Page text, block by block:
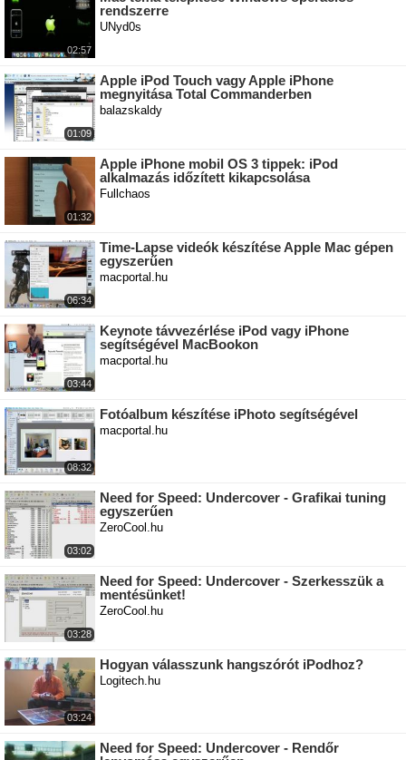
02:57
rendszerre
UNyd0s
01:09
Apple iPod Touch vagy Apple iPhone
megnyitása Total Commanderben
balazskaldy
01:32
Apple iPhone mobil OS 3 tippek: iPod
alkalmazás időzített kikapcsolása
Fullchaos
06:34
Time-Lapse videók készítése Apple Mac gépen
egyszerűen
macportal.hu
03:44
Keynote távvezérlése iPod vagy iPhone
segítségével MacBookon
macportal.hu
08:32
Fotóalbum készítése iPhoto segítségével
macportal.hu
03:02
Need for Speed: Undercover - Grafikai tuning
egyszerűen
ZeroCool.hu
03:28
Need for Speed: Undercover - Szerkesszük a
mentésünket!
ZeroCool.hu
03:24
Hogyan válasszunk hangszórót iPodhoz?
Logitech.hu
Need for Speed: Undercover - Rendőr